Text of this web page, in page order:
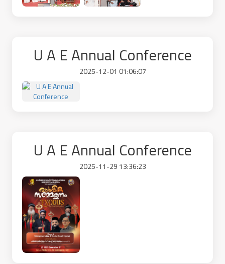
U A E Annual Conference
2025-12-01 01:06:07
U A E Annual Conference
2025-11-29 13:36:23